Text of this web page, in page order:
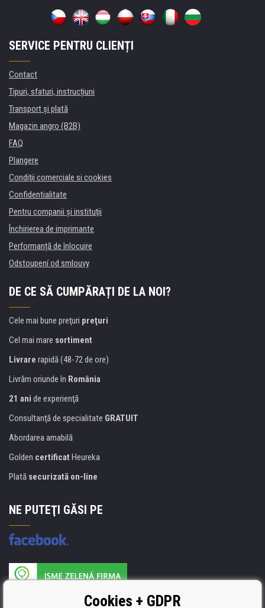
SERVICE PENTRU CLIENȚI
Contact
Tipuri, sfaturi, instrucțiuni
Transport şi plată
Magazin angro (B2B)
FAQ
Plangere
Condiţii comerciale si cookies
Confidentialitate
Pentru companii și instituţii
Închirierea de imprimante
Performanță de înlocuire
Odstoupení od smlouvy
DE CE SĂ CUMPĂRAȚI DE LA NOI?
Cele mai bune preţuri preţuri
Cel mai mare sortiment
Livrare rapidă (48-72 de ore)
Livrăm oriunde în România
21 ani de experienţă
Consultanţă de specialitate GRATUIT
Abordarea amabilă
Golden certificat Heureka
Plată securizată on-line
NE PUTEŢI GĂSI PE
Producătorul umpluturii de rezervă este certificat
Cookies + GDPR